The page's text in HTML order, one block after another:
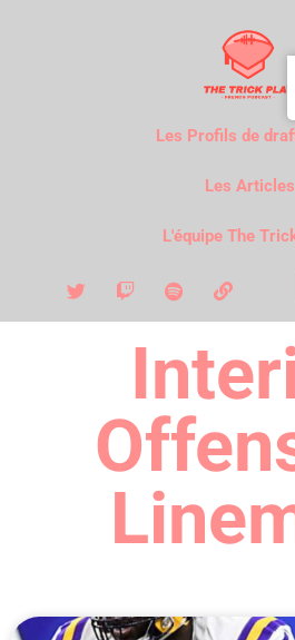
Les Profils de
Les Articles
L'équipe The